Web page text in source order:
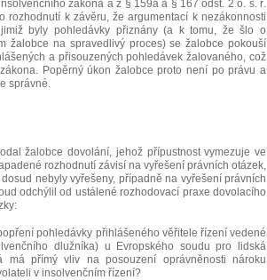
zákona a z § 159a a § 167 odst. 2 o. s. ř.
rozhodnutí k závěru, že argumentací k nezákonnosti
byly pohledávky přiznány (a k tomu, že šlo o
žalobce na spravedlivý proces) se žalobce pokouší
a přisouzených pohledávek žalovaného, což
Popěrný úkon žalobce proto není po právu a
správné.
žalobce dovolání, jehož přípustnost vymezuje ve
rozhodnutí závisí na vyřešení právních otázek,
nebyly vyřešeny, případně na vyřešení právních
odchýlil od ustálené rozhodovací praxe dovolacího
pohledávky přihlášeného věřitele řízení vedené
dlužníka) u Evropského soudu pro lidská
přímý vliv na posouzení oprávněnosti nároku
v insolvenčním řízení?